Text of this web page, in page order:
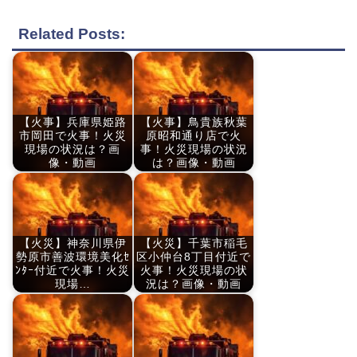
Related Posts:
【火事】兵庫県姫路
市岡田で火事！火災
現場の状況は？画
像・動画
【火事】鳥貴族秋葉
原昭和通り店で火
事！火災現場の状況
は？画像・動画
【火災】神奈川県伊
勢原市善波環境美化ｾ
ﾝﾀｰ付近で火事！火災
現場…
【火災】千葉市稲毛
区小仲台8丁目付近で
火事！火災現場の状
況は？画像・動画